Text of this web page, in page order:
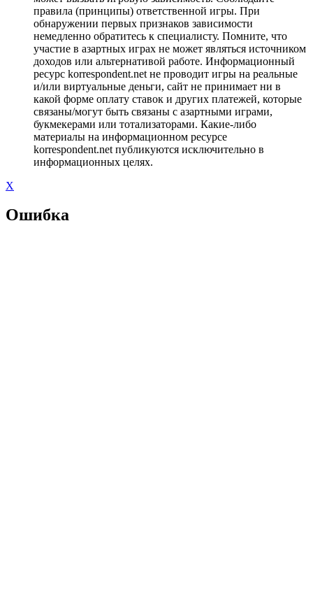
правила (принципы) ответственной игры. При
обнаружении первых признаков зависимости
немедленно обратитесь к специалисту. Помните, что
участие в азартных играх не может являться источником
доходов или альтернативой работе. Информационный
ресурс korrespondent.net не проводит игры на реальные
и/или виртуальные деньги, сайт не принимает ни в
какой форме оплату ставок и других платежей, которые
связаны/могут быть связаны с азартными играми,
букмекерами или тотализаторами. Какие-либо
материалы на информационном ресурсе
korrespondent.net публикуются исключительно в
информационных целях.
X
Ошибка